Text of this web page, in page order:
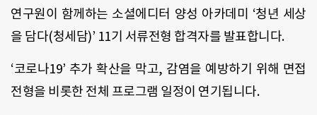
연구원이 함께하는 소셜에디터 양성 아카데미 ‘청년 세상
을 담다(청세담)’ 11기 서류전형 합격자를 발표합니다.
‘코로나19’ 추가 확산을 막고, 감염을 예방하기 위해 면접
전형을 비롯한 전체 프로그램 일정이 연기됩니다.